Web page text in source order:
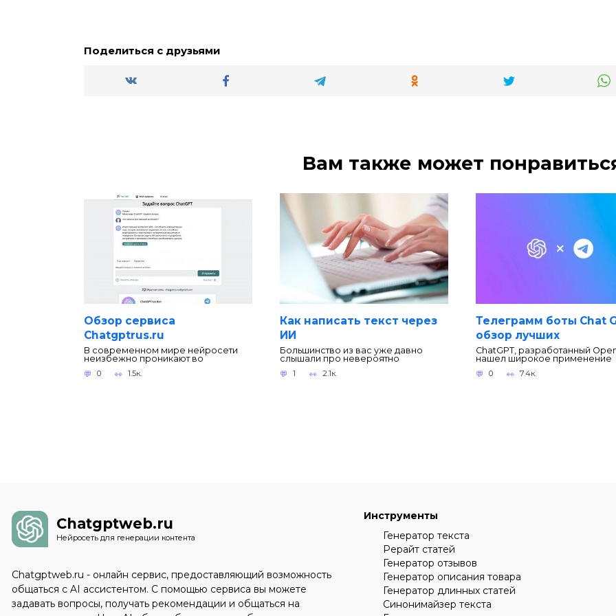
Поделиться с друзьями
Вам также может
Обзор сервиса
Chatgptrus.ru
В современном мире нейросети
неизбежно проникают во
0 1.5к.
Как написать текст через
ИИ
Большинство из вас уже давно
слышали про невероятно
1 2.1к.
Телеграмм боты Chat
обзор лучших
ChatGPT, разработанный
нашел широкое применение
0 7.4к.
Chatgptweb.ru
Нейросеть для генерации контента
Chatgptweb.ru - онлайн сервис, предоставляющий возможность
общаться с AI ассистентом. С помощью сервиса вы можете
задавать вопросы, получать рекомендации и общаться на
Инструменты
Генератор текста
Рерайт статей
Генератор отзывов
Генератор описания товара
Генератор длинных статей
Синонимайзер текста